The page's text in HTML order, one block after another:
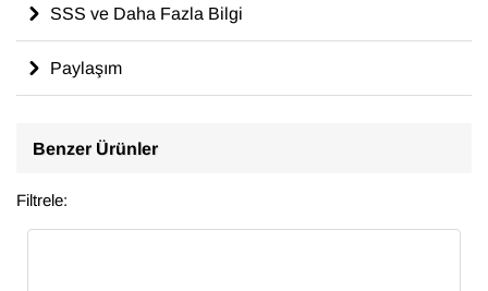
SSS ve Daha Fazla Bilgi
Paylaşım
Benzer Ürünler
Filtrele: